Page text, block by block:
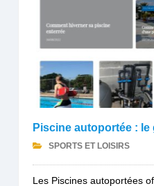
Piscine autoportée : le
SPORTS ET LOISIRS
Les Piscines autoportées